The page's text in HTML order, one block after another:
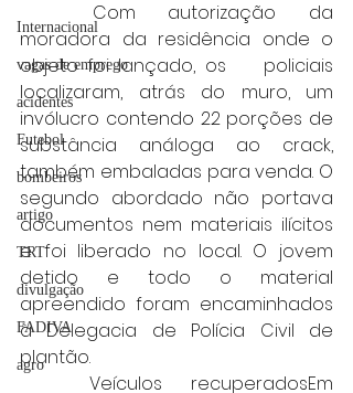
Internacional
vagas de emprego
acidentes
Futebol
bombeiros
artigo
TRT
divulgação
FADIVA
agro
moradora da residência onde o
objeto foi lançado, os 	policiais
localizaram, atrás do muro, um
invólucro contendo 22 porções de
substância análoga ao crack,
também embaladas para venda. O
segundo abordado não portava
documentos nem materiais ilícitos
e foi liberado no local. O jovem
detido e todo o material
apreendido foram encaminhados
à Delegacia de Polícia Civil de
plantão.